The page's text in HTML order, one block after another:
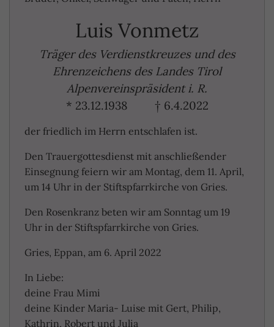
Luis Vonmetz
Träger des Verdienstkreuzes und des
Ehrenzeichens des Landes Tirol
Alpenvereinspräsident i. R.
* 23.12.1938 † 6.4.2022
der friedlich im Herrn entschlafen ist.
Den Trauergottesdienst mit anschließender
Einsegnung feiern wir am Montag, dem 11. April,
um 14 Uhr in der Stiftspfarrkirche von Gries.
Den Rosenkranz beten wir am Sonntag um 19
Uhr in der Stiftspfarrkirche von Gries.
Gries, Eppan, am 6. April 2022
In Liebe:
deine Frau Mimi
deine Kinder Maria- Luise mit Gert, Philip,
Kathrin, Robert und Julia